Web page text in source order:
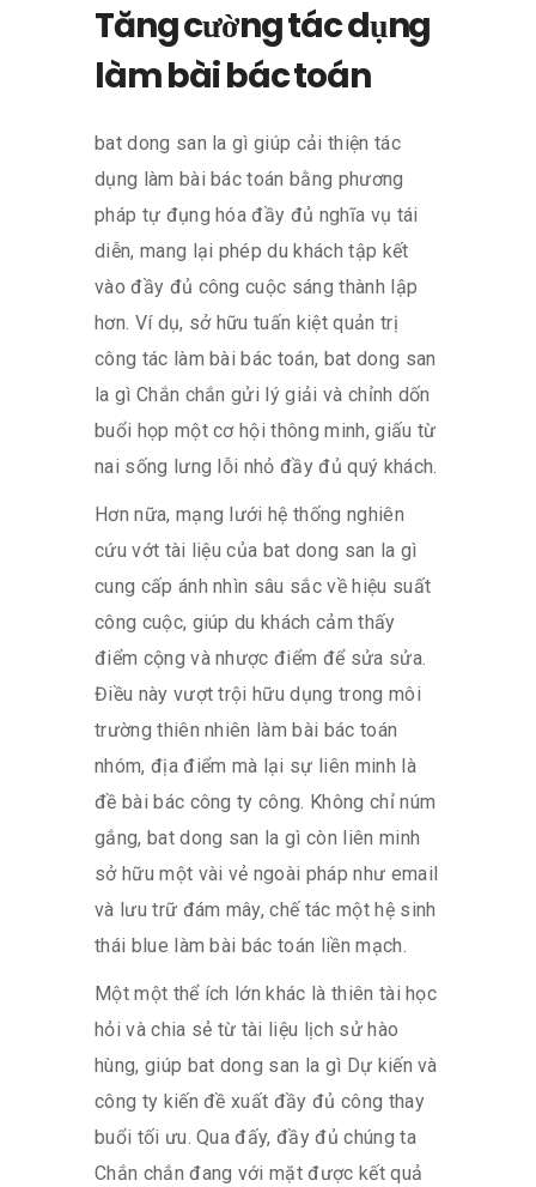
Tăng cường tác dụng
làm bài bác toán
bat dong san la gì giúp cải thiện tác
dụng làm bài bác toán bằng phương
pháp tự đụng hóa đầy đủ nghĩa vụ tái
diễn, mang lại phép du khách tập kết
vào đầy đủ công cuộc sáng thành lập
hơn. Ví dụ, sở hữu tuấn kiệt quản trị
công tác làm bài bác toán, bat dong san
la gì Chắn chắn gửi lý giải và chỉnh dốn
buổi họp một cơ hội thông minh, giấu từ
nai sống lưng lỗi nhỏ đầy đủ quý khách.
Hơn nữa, mạng lưới hệ thống nghiên
cứu vớt tài liệu của bat dong san la gì
cung cấp ánh nhìn sâu sắc về hiệu suất
công cuộc, giúp du khách cảm thấy
điểm cộng và nhược điểm để sửa sửa.
Điều này vượt trội hữu dụng trong môi
trường thiên nhiên làm bài bác toán
nhóm, địa điểm mà lại sự liên minh là
đề bài bác công ty công. Không chỉ núm
gắng, bat dong san la gì còn liên minh
sở hữu một vài vẻ ngoài pháp như email
và lưu trữ đám mây, chế tác một hệ sinh
thái blue làm bài bác toán liền mạch.
Một một thể ích lớn khác là thiên tài học
hỏi và chia sẻ từ tài liệu lịch sử hào
hùng, giúp bat dong san la gì Dự kiến và
công ty kiến đề xuất đầy đủ công thay
buổi tối ưu. Qua đấy, đầy đủ chúng ta
Chắn chắn đang với mặt được kết quả